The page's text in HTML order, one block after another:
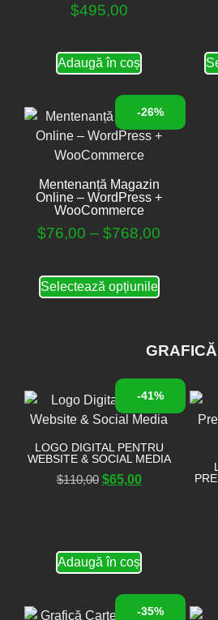
$495,00
Adaugă în coș
-26%
Mentenanță Magazin
Online – WordPress +
WooCommerce
$76,00 – $768,00
Selectează opțiunile
GRAFICĂ
-41%
LOGO DIGITAL PENTRU
WEBSITE & SOCIAL MEDIA
$110,00 $65,00
Adaugă în coș
-35%